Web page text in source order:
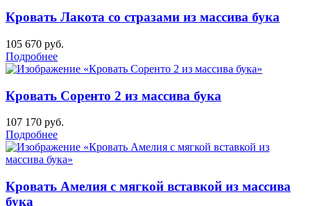
Кровать Лакота со стразами из массива бука
105 670 руб.
Подробнее
Кровать Соренто 2 из массива бука
107 170 руб.
Подробнее
Кровать Амелия с мягкой вставкой из массива
бука